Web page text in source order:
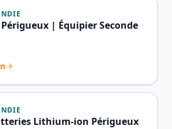
Périgueux | Équipier Seconde
Lithium-ion Périgueux